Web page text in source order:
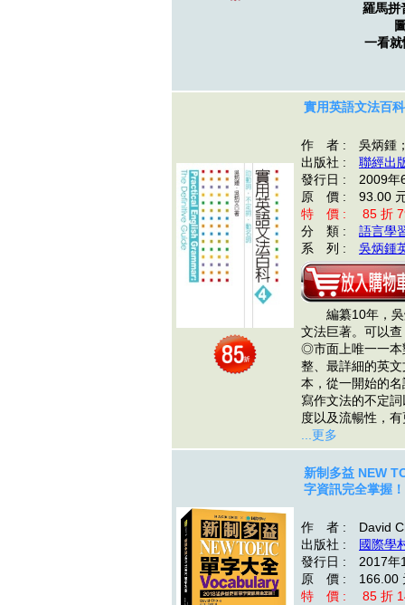
羅馬拼
一看
實用英語文法百
作 者 : 吳炳鍾
出版社 : 聯經出
發行日 : 2009年
原 價 : 93.00
特 價 : 85 折
分 類 : 語言學
系 列 : 吳炳鍾
編纂10年，吳
文法巨著。可以
◎市面上唯一一本
整、最詳細的
本，從一開始的
寫作文法的不定
度以及流暢性
...更多
新制多益 NEW
字資訊完全掌握
作 者 : David
出版社 : 國際學
發行日 : 2017年
原 價 : 166.00
特 價 : 85 折